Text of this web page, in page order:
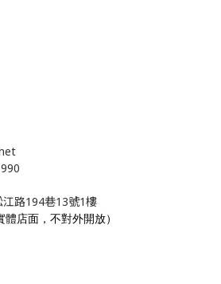
路194巷13號1樓
體店面，不對外開放）